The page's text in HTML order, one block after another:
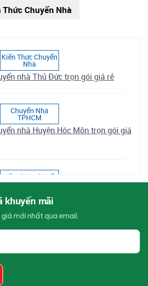
Kiến Thức Chuyển
Nhà
nhà Thủ Đức trọn gói giá rẻ
Chuyển Nhà
TPHCM
nhà Huyện Hóc Môn trọn gói giá
Kiến Thức Chuyển
Nhà
nhà Huyện Bình Chánh trọn gói
nhà Huyện Củ Chi trọn gói giá rẻ
Thức Chuyển Nhà
khuyến mãi
mới nhất qua email.